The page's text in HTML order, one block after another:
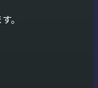
。